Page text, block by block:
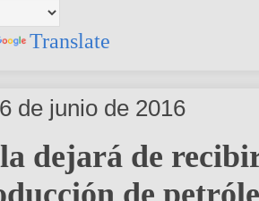
Translate
de junio de 2016
dejará de
de